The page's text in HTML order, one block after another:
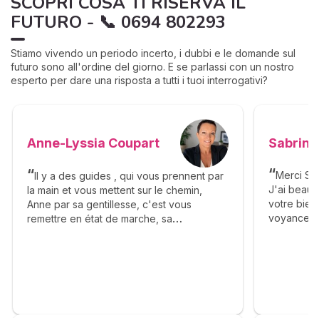
FUTURO - 📞 0694 802293
Stiamo vivendo un periodo incerto, i dubbi e le domande sul
futuro sono all'ordine del giorno. E se parlassi con un nostro
esperto per dare una risposta a tutti i tuoi interrogativi?
Anne-Lyssia Coupart
Il y a des guides , qui vous prennent par
la main et vous mettent sur le chemin,
Anne par sa gentillesse, c'est vous
remettre en état de marche, sa
Merci
J'ai
votre
voyance.